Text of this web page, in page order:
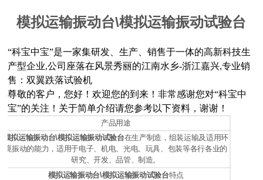
模拟运输振动台\模拟运输振动试验台
“科宝中宝”是一家集研发、生产、销售于一体的高新科技生
产型企业,公司座落在风景秀丽的江南水乡-浙江嘉兴,专业销
售：双翼跌落试验机
尊敬的客户，您好！欢迎您的到来！非常感谢您对“科宝中
宝”的关注！关于简单介绍请您参考以下资料，谢谢！
产品用途
模拟运输振动台\模拟运输振动试验台在生产制造，组装运输及适用环
境振动的能力，适用于电子、机电、光电、玩具、包装等各行各业的
研究、开发、品管、制造。
模拟运输振动台\模拟运输振动试验台特点